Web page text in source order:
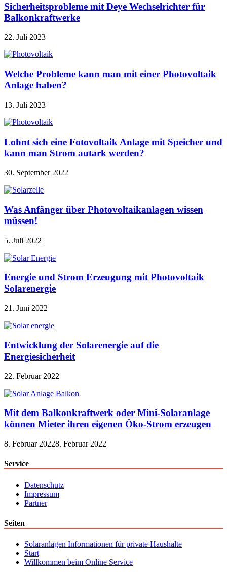
Sicherheitsprobleme mit Deye Wechselrichter für
Balkonkraftwerke
22. Juli 2023
Welche Probleme kann man mit einer Photovoltaik
Anlage haben?
13. Juli 2023
Lohnt sich eine Fotovoltaik Anlage mit Speicher und
kann man Strom autark werden?
30. September 2022
Was Anfänger über Photovoltaikanlagen wissen
müssen!
5. Juli 2022
Energie und Strom Erzeugung mit Photovoltaik
Solarenergie
21. Juni 2022
Entwicklung der Solarenergie auf die
Energiesicherheit
22. Februar 2022
Mit dem Balkonkraftwerk oder Mini-Solaranlage
können Mieter ihren eigenen Öko-Strom erzeugen
8. Februar 20228. Februar 2022
Service
Datenschutz
Impressum
Partner
Seiten
Solaranlagen Informationen für private Haushalte
Start
Willkommen beim Online Service